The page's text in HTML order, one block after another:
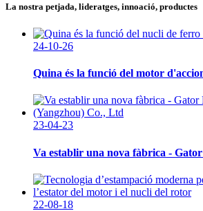
La nostra petjada, lideratges, innoació, productes
24-10-26
Quina és la funció del motor
23-04-23
Va establir una nova fàbrica - Gator
22-08-18